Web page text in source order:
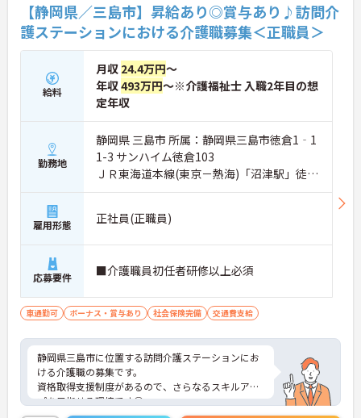
【静岡県／三島市】昇給あり◎賞与あり♪訪問介
護ステーションにおける介護職募集＜正職員＞
給料
月収 24.4万円～
年収493万円～※介護福祉士 入職2年目の想
定年収
勤務地
静岡県 三島市 所属：静岡県三島市徳倉1‐1
1-3 サンハイム徳倉103
ＪＲ東海道本線(東京－熱海)「沼津駅」徒歩
15分
雇用形態 正社員(正職員)
応募要件 ■介護職員初任者研修以上必須
車通勤可 ボーナス・賞与あり 社会保険完備 交通費支給
静岡県三島市に位置する訪問介護ステーションにお
ける介護職の募集です。
資格取得支援制度があるので、さらなるスキルアッ
プを目指せる環境です◎